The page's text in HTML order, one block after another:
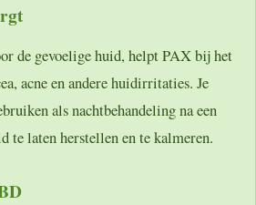
de gevoelige huid, helpt PAX bij het
acne en andere huidirritaties. Je
als nachtbehandeling na een
te laten herstellen en te kalmeren.